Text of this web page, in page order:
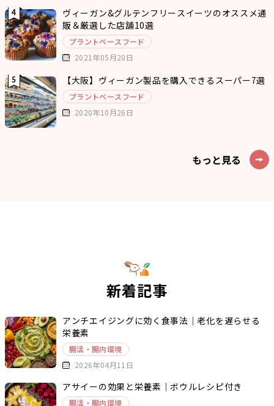
ヴィーガン&グルテンフリースイーツのオススメ通
販＆厳選した店舗10選
プラントベースフード
2021年05月20日
【大阪】ヴィーガン製品を購入できるスーパー7選
プラントベースフード
2020年10月26日
もっと見る
新着記事
アンチエイジングに効く食事法｜老化を遅らせる
栄養素
腸活・腸内環境
2026年04月11日
アサイーの効果と栄養素｜ボウルレシピ付き
腸活・腸内環境